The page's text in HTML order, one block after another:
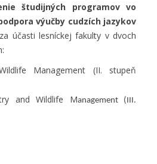
študijných programov vo
výučby cudzích jazykov
za účasti lesníckej fakulty v dvoch
Management (II. stupeň
and Wildlife Management (III.